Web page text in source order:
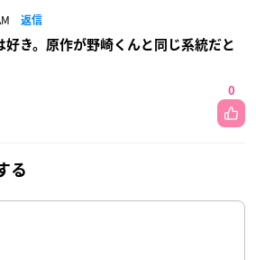
返信
き。原作が野崎くんと同じ系統だと
0
る